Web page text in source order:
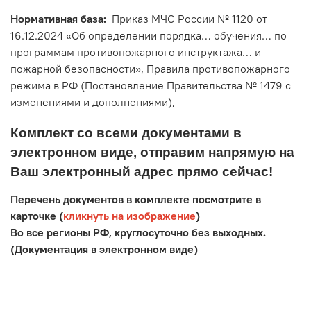
Нормативная база: Приказ МЧС России № 1120 от
16.12.2024 «Об определении порядка… обучения… по
программам противопожарного инструктажа… и
пожарной безопасности», Правила противопожарного
режима в РФ (Постановление Правительства № 1479 с
изменениями и дополнениями),
Комплект со всеми документами в
электронном виде, отправим напрямую на
Ваш электронный адрес прямо сейчас!
Перечень документов в комплекте посмотрите в
карточке (кликнуть на изображение)
Во все регионы РФ, круглосуточно без выходных.
(Документация в электронном виде)